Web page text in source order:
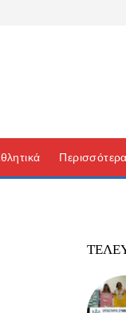
Περισσότερα